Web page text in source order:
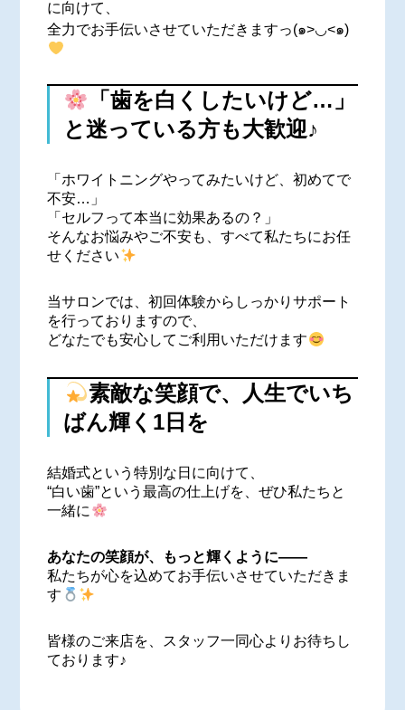
に向けて、
全力でお手伝いさせていただきますっ(๑>◡<๑)
「歯を白くしたいけど…」
と迷っている方も大歓迎♪
「ホワイトニングやってみたいけど、初めてで
不安…」
「セルフって本当に効果あるの？」
そんなお悩みやご不安も、すべて私たちにお任
せください
当サロンでは、初回体験からしっかりサポート
を行っておりますので、
どなたでも安心してご利用いただけます
素敵な笑顔で、人生でいち
ばん輝く1日を
結婚式という特別な日に向けて、
“白い歯”という最高の仕上げを、ぜひ私たちと
一緒に
あなたの笑顔が、もっと輝くように――
私たちが心を込めてお手伝いさせていただきま
す
皆様のご来店を、スタッフ一同心よりお待ちし
ております♪